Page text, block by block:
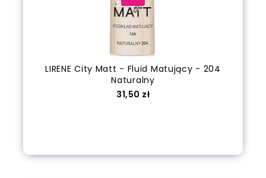
LIRENE City Matt - Fluid Matujący - 204
Naturalny
Cena
31,50 zł